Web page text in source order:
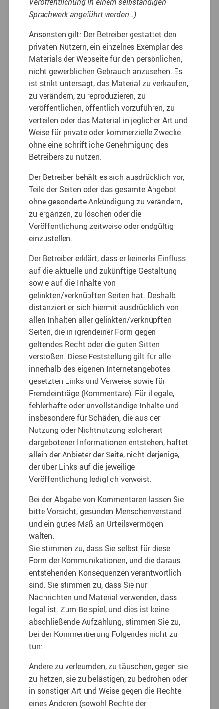
Sprachwerk angeführt werden…)
Ansonsten gilt: Der Betreiber gestattet den
privaten Nutzern, ein einzelnes Exemplar des
Materials der Webseite für den persönlichen,
nicht gewerblichen Gebrauch anzusehen. Es
ist strikt untersagt, das Material zu verkaufen,
zu verändern, zu reproduzieren, zu
veröffentlichen, öffentlich vorzuführen, zu
verteilen oder das Material in jeglicher Art und
Weise für private oder kommerzielle Zwecke
ohne eine schriftliche Genehmigung des
Betreibers zu nutzen.
Der Betreiber behält es sich ausdrücklich vor,
Teile der Seiten oder das gesamte Angebot
ohne gesonderte Ankündigung zu verändern,
zu ergänzen, zu löschen oder die
Veröffentlichung zeitweise oder endgültig
einzustellen.
Der Betreiber erklärt, dass er keinerlei Einfluss
auf die aktuelle und zukünftige Gestaltung
sowie auf die Inhalte von
gelinkten/verknüpften Seiten hat. Deshalb
distanziert er sich hiermit ausdrücklich von
allen Inhalten aller gelinkten/verknüpften
Seiten, die in igrendeiner Form gegen
geltendes Recht oder die guten Sitten
verstoßen. Diese Feststellung gilt für alle
innerhalb des eigenen Internetangebotes
gesetzten Links und Verweise sowie für
Fremdeinträge (Kommentare). Für illegale,
fehlerhafte oder unvollständige Inhalte und
insbesondere für Schäden, die aus der
Nutzung oder Nichtnutzung solcherart
dargebotener Informationen entstehen, haftet
allein der Anbieter der Seite, nicht derjenige,
der über Links auf die jeweilige
Veröffentlichung lediglich verweist.
Bei der Abgabe von Kommentaren lassen Sie
bitte Vorsicht, gesunden Menschenverstand
und ein gutes Maß an Urteilsvermögen
walten.
Sie stimmen zu, dass Sie selbst für diese
Form der Kommunikationen, und die daraus
entstehenden Konsequenzen verantwortlich
sind. Sie stimmen zu, dass Sie nur
Nachrichten und Material verwenden, dass
legal ist. Zum Beispiel, und dies ist keine
abschließende Aufzählung, stimmen Sie zu,
bei der Kommentierung Folgendes nicht zu
tun:
Andere zu verleumden, zu täuschen, gegen sie
zu hetzen, sie zu belästigen, zu bedrohen oder
in sonstiger Art und Weise gegen die Rechte
eines Anderen (sowohl Rechte der